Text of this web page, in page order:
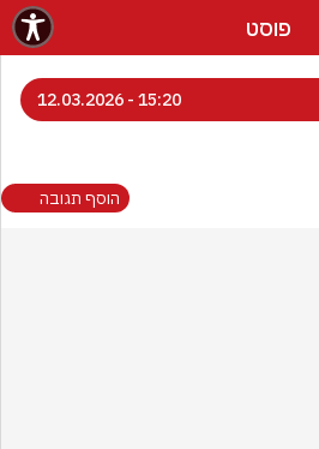
פוסט
15:20 - 12.03.2026
הוסף תגובה